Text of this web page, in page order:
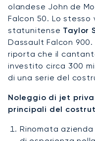
olandese John de
Falcon 50. Lo
statunitense Taylor
Dassault Falcon
riporta che il
investito circa 300
di una serie del
Noleggio di jet
principali del
Rinomata